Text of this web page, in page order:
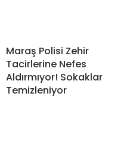
Maraş Polisi Zehir
Tacirlerine Nefes
Aldırmıyor! Sokaklar
Temizleniyor